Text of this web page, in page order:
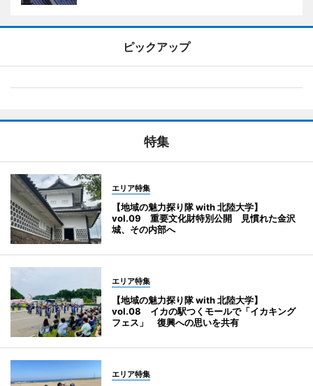
ピックアップ
特集
エリア特集
【地域の魅力探り隊 with 北陸大学】
vol.09 重要文化財特別公開 見慣れた金沢
城、その内部へ
エリア特集
【地域の魅力探り隊 with 北陸大学】
vol.08 イカの駅つくモールで「イカキング
フェス」 復興への思いを共有
エリア特集